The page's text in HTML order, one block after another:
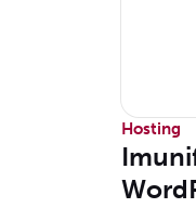
Hosting